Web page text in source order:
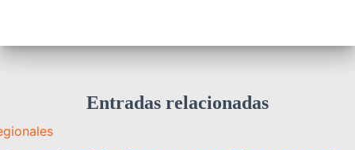
Entradas relacionadas